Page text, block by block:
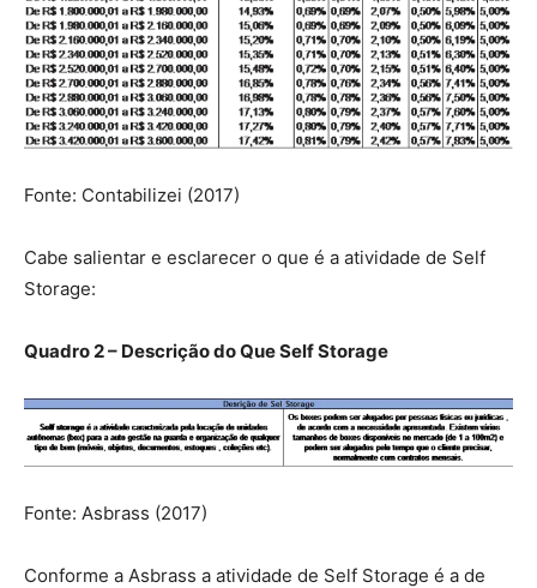
Fonte: Contabilizei (2017)
Cabe salientar e esclarecer o que é a atividade de Self
Storage:
Quadro 2– Descrição do Que Self Storage
Fonte: Asbrass (2017)
Conforme a Asbrass a atividade de Self Storage é a de